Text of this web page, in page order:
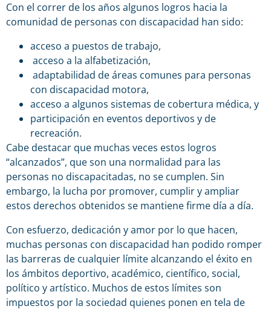
Con el correr de los años algunos logros hacia la
comunidad de personas con discapacidad han sido:
acceso a puestos de trabajo,
acceso a la alfabetización,
adaptabilidad de áreas comunes para personas
con discapacidad motora,
acceso a algunos sistemas de cobertura médica, y
participación en eventos deportivos y de
recreación.
Cabe destacar que muchas veces estos logros
“alcanzados”, que son una normalidad para las
personas no discapacitadas, no se cumplen. Sin
embargo, la lucha por promover, cumplir y ampliar
estos derechos obtenidos se mantiene firme día a día.
Con esfuerzo, dedicación y amor por lo que hacen,
muchas personas con discapacidad han podido romper
las barreras de cualquier límite alcanzando el éxito en
los ámbitos deportivo, académico, científico, social,
político y artístico. Muchos de estos límites son
impuestos por la sociedad quienes ponen en tela de